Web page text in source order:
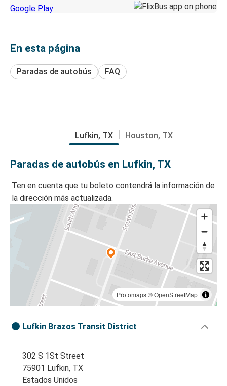
En esta página
Paradas de autobús FAQ
Lufkin, TX Houston, TX
Paradas de autobús en Lufkin, TX
Ten en cuenta que tu boleto contendrá la información de
la dirección más actualizada.
Protomaps©OpenStreetMap
Lufkin Brazos Transit District
302 S 1St Street
75901 Lufkin, TX
Estados Unidos